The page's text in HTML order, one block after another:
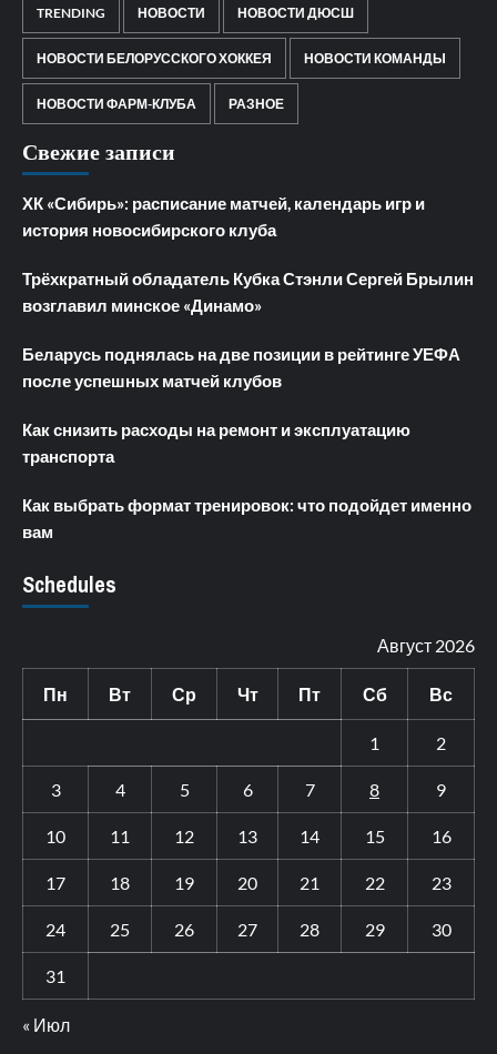
TRENDING НОВОСТИ НОВОСТИ ДЮСШ
НОВОСТИ БЕЛОРУССКОГО ХОККЕЯ НОВОСТИ КОМАНДЫ
НОВОСТИ ФАРМ-КЛУБА РАЗНОЕ
Свежие записи
ХК «Сибирь»: расписание матчей, календарь игр и
история новосибирского клуба
Трёхкратный обладатель Кубка Стэнли Сергей Брылин
возглавил минское «Динамо»
Беларусь поднялась на две позиции в рейтинге УЕФА
после успешных матчей клубов
Как снизить расходы на ремонт и эксплуатацию
транспорта
Как выбрать формат тренировок: что подойдет именно
вам
Schedules
Август 2026
Пн Вт Ср Чт Пт Сб Вс
1 2
3 4 5 6 7 8 9
10 11 12 13 14 15 16
17 18 19 20 21 22 23
24 25 26 27 28 29 30
31
« Июл